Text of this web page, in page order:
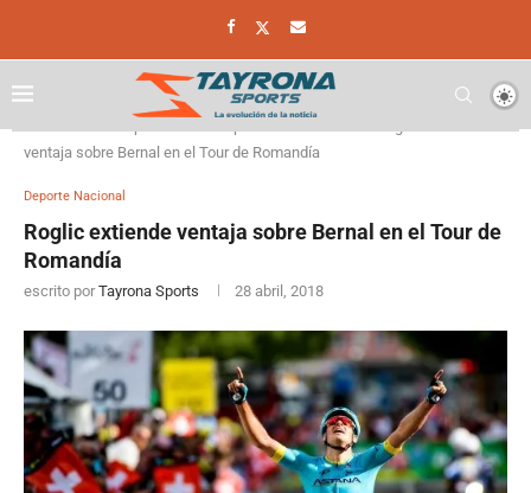
ventaja sobre Bernal en el Tour de Romandía
Deporte Nacional
Roglic extiende ventaja sobre Bernal en el Tour de
Romandía
escrito por Tayrona Sports 28 abril, 2018